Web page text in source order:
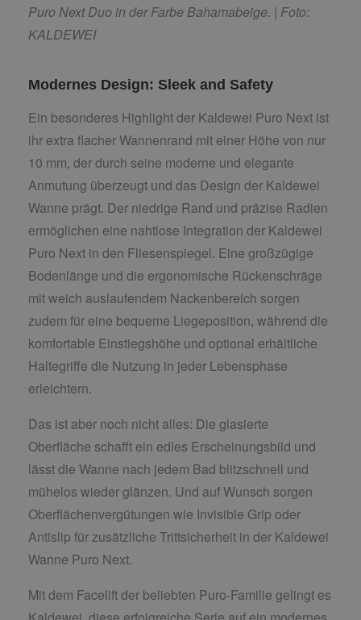
Puro Next Duo in der Farbe Bahamabeige. | Foto:
KALDEWEI
Modernes Design: Sleek and Safety
Ein besonderes Highlight der Kaldewei Puro Next ist
ihr extra flacher Wannenrand mit einer Höhe von nur
10 mm, der durch seine moderne und elegante
Anmutung überzeugt und das Design der Kaldewei
Wanne prägt. Der niedrige Rand und präzise Radien
ermöglichen eine nahtlose Integration der Kaldewei
Puro Next in den Fliesenspiegel. Eine großzügige
Bodenlänge und die ergonomische Rückenschräge
mit weich auslaufendem Nackenbereich sorgen
zudem für eine bequeme Liegeposition, während die
komfortable Einstiegshöhe und optional erhältliche
Haltegriffe die Nutzung in jeder Lebensphase
erleichtern.
Das ist aber noch nicht alles: Die glasierte
Oberfläche schafft ein edles Erscheinungsbild und
lässt die Wanne nach jedem Bad blitzschnell und
mühelos wieder glänzen. Und auf Wunsch sorgen
Oberflächenvergütungen wie Invisible Grip oder
Antislip für zusätzliche Trittsicherheit in der Kaldewei
Wanne Puro Next.
Mit dem Facelift der beliebten Puro-Familie gelingt es